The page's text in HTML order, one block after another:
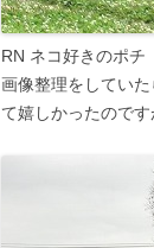
RN ネコ好きのポチ
画像整理をしてい
て嬉しかったので